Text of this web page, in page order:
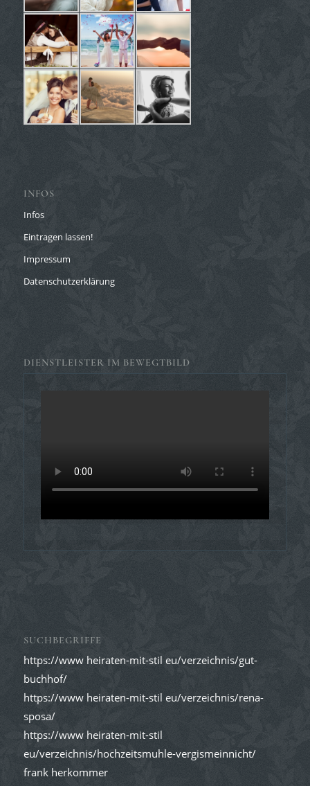
INFOS
Infos
Eintragen lassen!
Impressum
Datenschutzerklärung
DIENSTLEISTER IM BEWEGTBILD
SUCHBEGRIFFE
https://www heiraten-mit-stil eu/verzeichnis/gut-
buchhof/
https://www heiraten-mit-stil eu/verzeichnis/rena-
sposa/
https://www heiraten-mit-stil
eu/verzeichnis/hochzeitsmuhle-vergismeinnicht/
frank herkommer